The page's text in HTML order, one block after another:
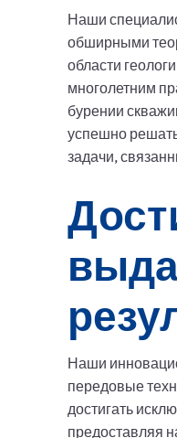
Наши
обширными
области
многолетним
бурении
успешно
задачи,
Наши
передовые
достигать
предоставляя